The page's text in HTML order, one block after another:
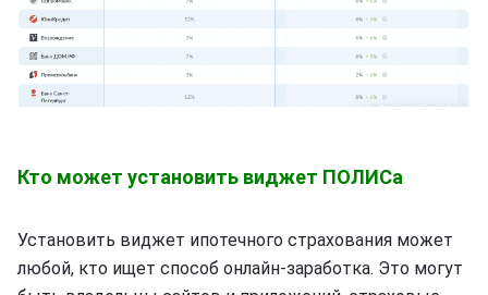
Кто может установить виджет ПОЛИСа
Установить виджет ипотечного страхования может
любой, кто ищет способ онлайн-заработка. Это могут